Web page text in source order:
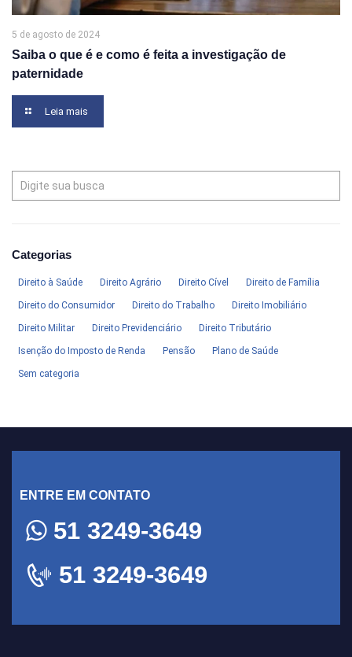
5 de agosto de 2024
Saiba o que é e como é feita a investigação de
paternidade
Leia mais
Categorias
Direito à Saúde Direito Agrário Direito Cível Direito de Família
Direito do Consumidor Direito do Trabalho Direito Imobiliário
Direito Militar Direito Previdenciário Direito Tributário
Isenção do Imposto de Renda Pensão Plano de Saúde
Sem categoria
ENTRE EM CONTATO
51 3249-3649
51 3249-3649